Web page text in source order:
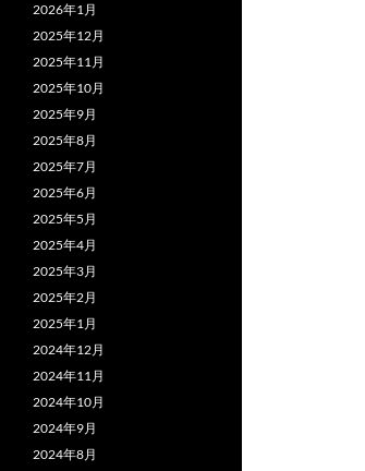
2026年1月
2025年12月
2025年11月
2025年10月
2025年9月
2025年8月
2025年7月
2025年6月
2025年5月
2025年4月
2025年3月
2025年2月
2025年1月
2024年12月
2024年11月
2024年10月
2024年9月
2024年8月